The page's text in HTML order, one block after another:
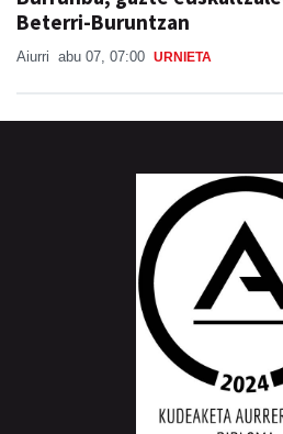
Beterri-Buruntzan
Aiurri abu 07, 07:00 URNIETA